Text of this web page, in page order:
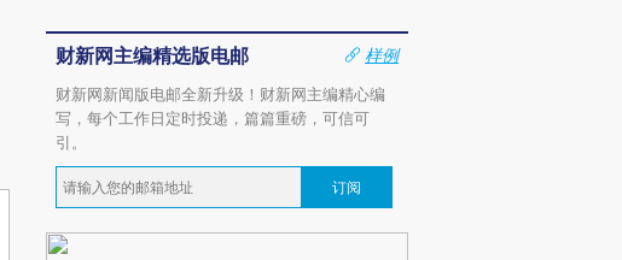
财新网主编精选版电邮
样例
财新网新闻版电邮全新升级！财新网主编精心编
写，每个工作日定时投递，篇篇重磅，可信可
引。
订阅